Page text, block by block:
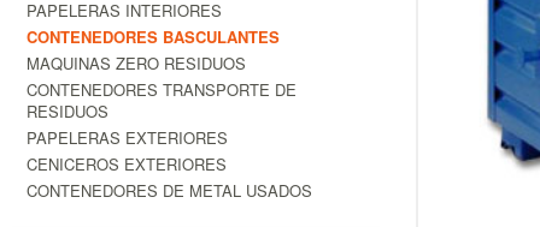
PAPELERAS INTERIORES
CONTENEDORES BASCULANTES
MAQUINAS ZERO RESIDUOS
CONTENEDORES TRANSPORTE DE
RESIDUOS
PAPELERAS EXTERIORES
CENICEROS EXTERIORES
CONTENEDORES DE METAL USADOS